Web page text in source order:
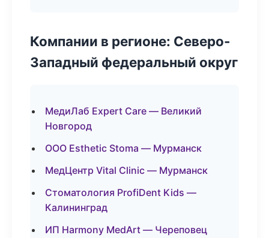
Компании в регионе: Северо-
Западный федеральный округ
МедиЛаб Expert Care — Великий
Новгород
ООО Esthetic Stoma — Мурманск
МедЦентр Vital Clinic — Мурманск
Стоматология ProfiDent Kids —
Калининград
ИП Harmony MedArt — Череповец